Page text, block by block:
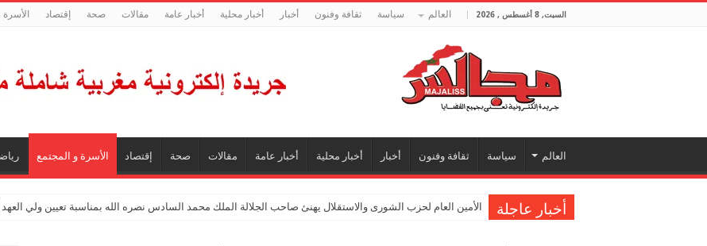
السبت, 8 أغسطس , 2026 العالم سياسة ثقافة وفنون أخبار أخبار محلية أخبار عامة مقالات صحة إقتصاد
العالم سياسة ثقافة وفنون أخبار أخبار محلية أخبار عامة مقالات صحة إقتصاد الأسرة و المجتمع
أخبار عاجلة الأمين العام لحزب الشورى والاستقلال يهنئ صاحب الجلالة الملك محمد السادس نصره الله بمناسبة تعيين ولي